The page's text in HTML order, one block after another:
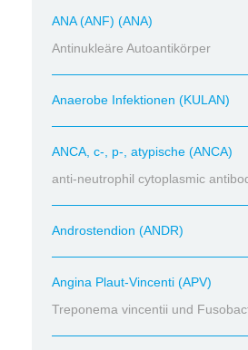
ANA (ANF) (ANA)
Antinukleäre Autoantikörper
Anaerobe Infektionen (KULAN)
ANCA, c-, p-, atypische (ANCA)
anti-neutrophil cytoplasmic
Androstendion (ANDR)
Angina Plaut-Vincenti (APV)
Treponema vincentii und